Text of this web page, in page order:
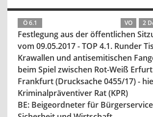
Ö 6.1 VO 2
Festlegung aus der öffentlichen
vom 09.05.2017 - TOP 4.1. Runder
Krawallen und antisemitischen
beim Spiel zwischen Rot-Weiß
Frankfurt (Drucksache 0455/17) -
Kriminalpräventiver Rat (KPR)
BE: Beigeordneter für